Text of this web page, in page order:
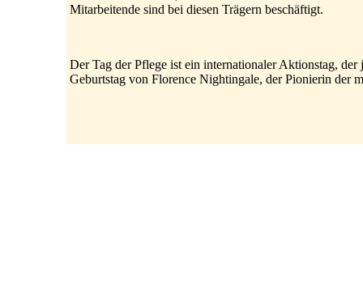
Mitarbeitende sind bei diesen Trägern beschäftigt.
Der Tag der Pflege ist ein internationaler Aktionstag,
Geburtstag von Florence Nightingale, der Pionierin der